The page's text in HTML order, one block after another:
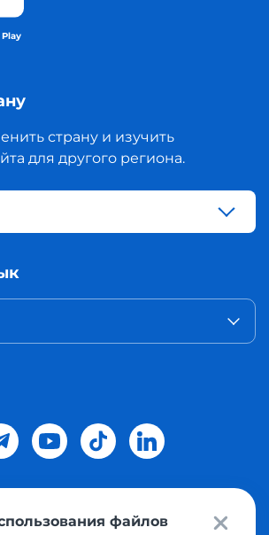
страну и изучить
для другого региона.
доставка покупок с интернет
файлов